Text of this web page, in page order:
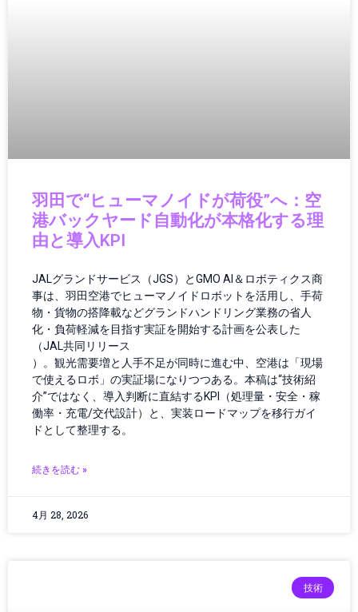
オーディオ・ヘッドフォン
オーディオ機器
オペレーション
オペレーティングシステム
カーアクセサリー
カーボンニュートラル
ガイド
ガジェット
ガジェット・テクノロジー
ガジェットニュース
ガジェットレビュー
ガジェット最新情報
ガバナンス/コンプライアンス
キャッシュレス
羽田で“ヒューマノイドが荷役”へ：空
港バックヤード自動化が本格化する理
由と導入KPI
JALグランドサービス（JGS）とGMO AI＆ロボティクス商
事は、羽田空港でヒューマノイドロボットを活用し、手荷
物・貨物の搭降載などグランドハンドリング業務の省人
化・負荷軽減を目指す実証を開始する計画を公表した
（JAL共同リリース
）。観光需要増と人手不足が同時に進む中、空港は「現場
で使えるロボ」の実証場になりつつある。本稿は“技術紹
介”ではなく、導入判断に直結するKPI（処理量・安全・稼
働率・充電/交代設計）と、実装ロードマップを移行ガイ
ドとして整理する。
続きを読む »
4月 28, 2026
技術